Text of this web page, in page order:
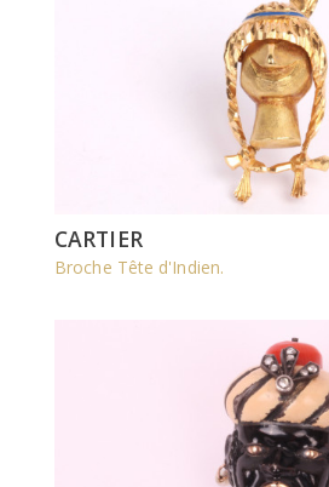
CARTIER
Broche Tête d'Indien.